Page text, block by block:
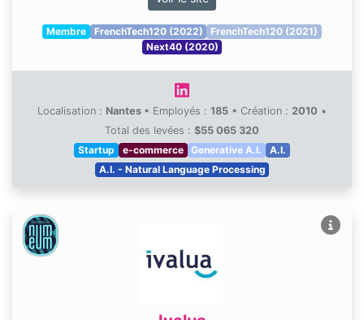
Membre FrenchTech120 (2022)
FrenchTech120 (2021)
Next40 (2020)
Localisation : Nantes • Employés : 185 • Création : 2010 •
Total des levées : $55 065 320
Startup
e-commerce Generative A.I.
A.I.
A.I. - Natural Language Processing